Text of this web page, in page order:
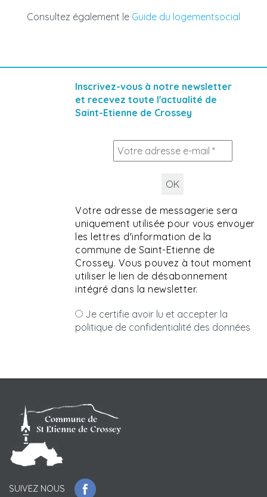
CLIQUEZ ICI
Consultez également le Guide du logementsocial
Inscrivez-vous à notre newsletter
et recevez toute l'actualité de
Saint-Etienne de Crossey
Votre adresse de messagerie sera
uniquement utilisée pour vous envoyer
les lettres d'information de la
commune de Saint-Etienne de
Crossey. Vous pouvez à tout moment
utiliser le lien de désabonnement
intégré dans la newsletter.
Je certifie avoir lu et accepter la
politique de confidentialité des données
SUIVEZ NOUS